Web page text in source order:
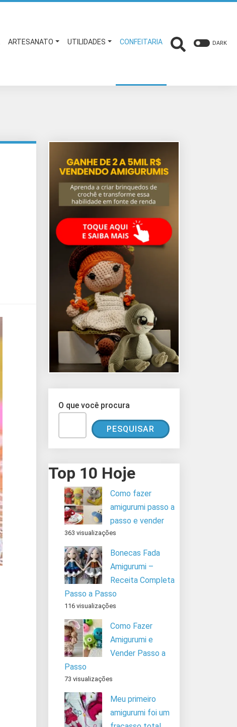
ARTESANATO UTILIDADES CONFEITARIA DARK
O que você procura
PESQUISAR
Top 10 Hoje
Como fazer
amigurumi passo a
passo e vender
363 visualizações
Bonecas Fada
Amigurumi –
Receita Completa
Passo a Passo
116 visualizações
Como Fazer
Amigurumi e
Vender Passo a
Passo
73 visualizações
Meu primeiro
amigurumi foi um